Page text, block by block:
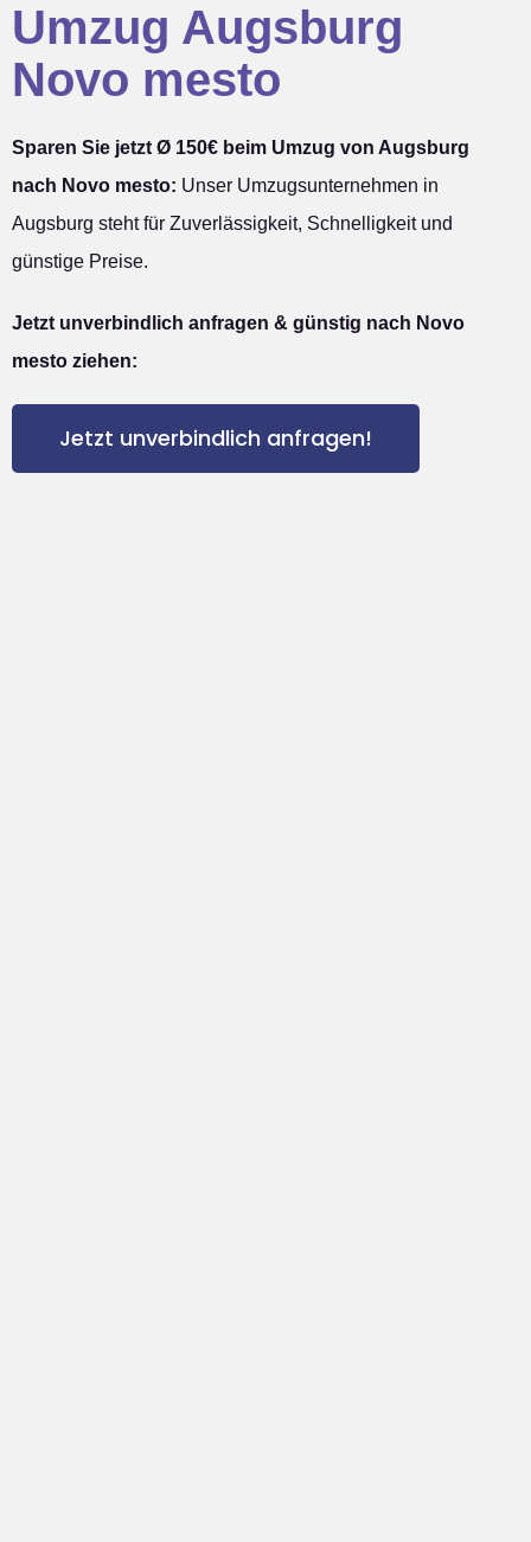
Umzug Augsburg
Novo mesto
Sparen Sie jetzt Ø 150€ beim Umzug von Augsburg
nach Novo mesto: Unser Umzugsunternehmen in
Augsburg steht für Zuverlässigkeit, Schnelligkeit und
günstige Preise.
Jetzt unverbindlich anfragen & günstig nach Novo
mesto ziehen:
Jetzt unverbindlich anfragen!